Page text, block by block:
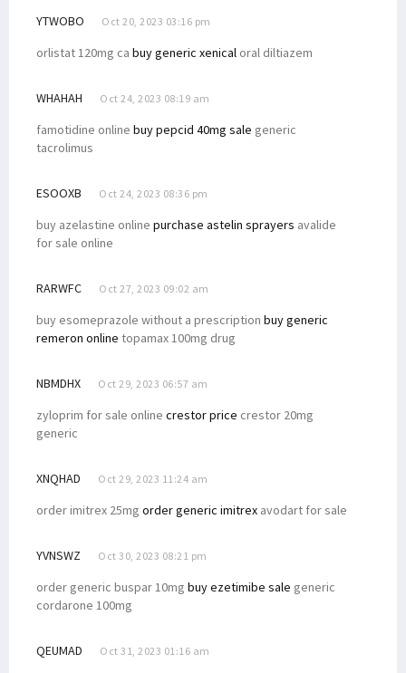
YTWOBO Oct 20, 2023 03:16 pm
orlistat 120mg ca buy generic xenical oral diltiazem
WHAHAH Oct 24, 2023 08:19 am
famotidine online buy pepcid 40mg sale generic
tacrolimus
ESOOXB Oct 24, 2023 08:36 pm
buy azelastine online purchase astelin sprayers avalide
for sale online
RARWFC Oct 27, 2023 09:02 am
buy esomeprazole without a prescription buy generic
remeron online topamax 100mg drug
NBMDHX Oct 29, 2023 06:57 am
zyloprim for sale online crestor price crestor 20mg
generic
XNQHAD Oct 29, 2023 11:24 am
order imitrex 25mg order generic imitrex avodart for sale
YVNSWZ Oct 30, 2023 08:21 pm
order generic buspar 10mg buy ezetimibe sale generic
cordarone 100mg
QEUMAD Oct 31, 2023 01:16 am